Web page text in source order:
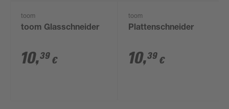
toom
toom Glasschneider
10,39 €
toom
Plattenschneider
10,39 €